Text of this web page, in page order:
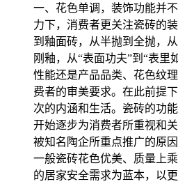
一、花色单调，装饰功能并
力下，消费者更关注瓷砖的
到釉面砖，从半抛到全抛，
刚釉，从“表面功夫”到“表里
性能还是产品品类、花色纹
费者的审美要求。在此前提
次的内涵和生活。瓷砖的功
开始逐步为消费者所重视和
被知名陶企所重点推广的原
一般瓷砖花色优美、质量上
的居家安全需求为蓝本，以